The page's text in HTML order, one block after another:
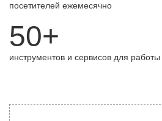
посетителей ежемесячно
50+
инструментов и сервисов для